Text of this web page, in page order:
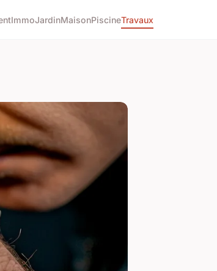
ImmoJardinMaisonPiscineTravaux